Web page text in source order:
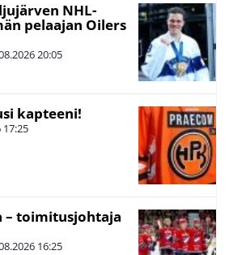
NHL-
pelaajan Oilers
20:05
kapteeni!
17:25
– toimitusjohtaja
16:25